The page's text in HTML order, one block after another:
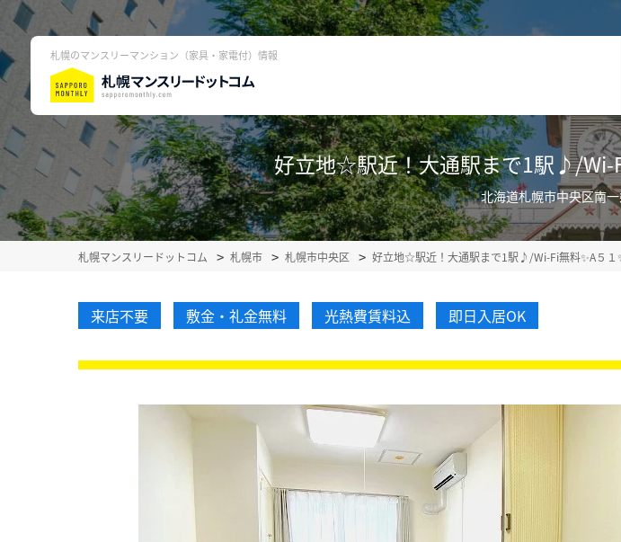
札幌のマンスリーマンション（家具・家電付）情報
好立地☆駅近！大通駅まで1駅♪/Wi-
北海道札幌市中央区南
札幌マンスリードットコム 札幌市 札幌市中央区 好立地☆駅近！大通駅まで1駅♪/Wi-Fi無料✨A５１
来店不要 敷金・礼金無料 光熱費賃料込 即日入居OK